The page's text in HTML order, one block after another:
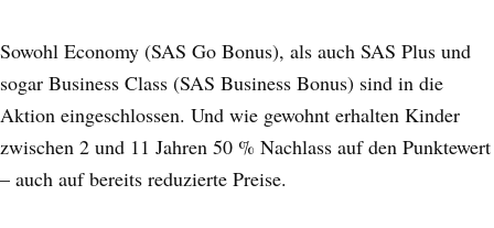
Sowohl Economy (SAS Go Bonus), als auch SAS Plus und
sogar Business Class (SAS Business Bonus) sind in die
Aktion eingeschlossen. Und wie gewohnt erhalten Kinder
zwischen 2 und 11 Jahren 50 % Nachlass auf den Punktewert
– auch auf bereits reduzierte Preise.